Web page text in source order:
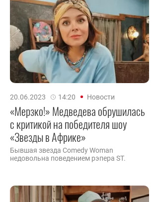
20.06.2023 14:20 Новости
«Мерзко!» Медведева обрушилась
с критикой на победителя шоу
«Звезды в Африке»
Бывшая звезда Comedy Woman
недовольна поведением рэпера ST.